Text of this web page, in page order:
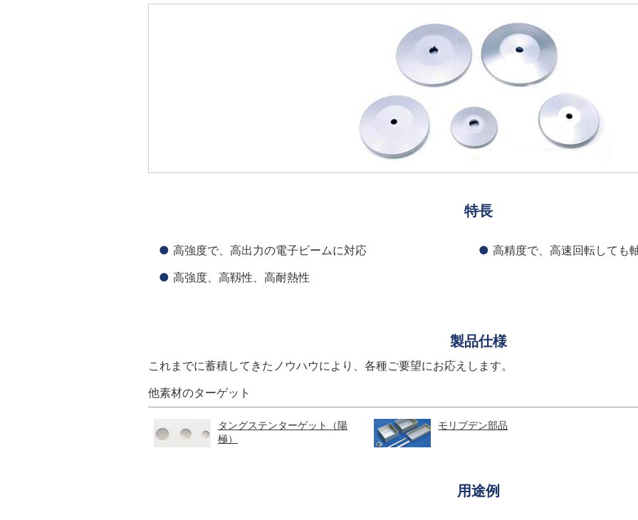
特長
高強度で、高出力の電子ビームに対応
高精度で、高速回転しても
高強度、高靱性、高耐熱性
製品仕様
これまでに蓄積してきたノウハウにより、各種ご要望にお応えします。
他素材のターゲット
タングステンターゲット（陽
極）
モリブデン部品
用途例